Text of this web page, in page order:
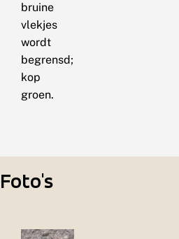
bruine
vlekjes
wordt
begrensd;
kop
groen.
Foto's